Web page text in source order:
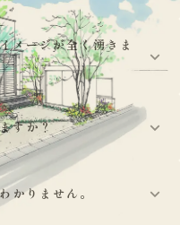
お見積り、プランニング
気軽にご相談ください。
メージが全く湧きま
や平面図をお持ちいただ
との調和を考え、お客様
ンをご提案いたします。
すか？
、部分的な工事であれば
一式工事であれば3週間〜
かりません。